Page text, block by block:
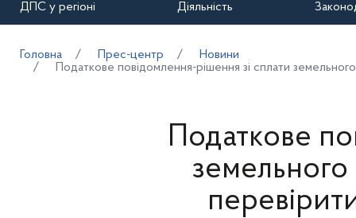
ДПС у регіоні Діяльність
Головна Прес-центр
Новини
Податкове повідомлення-рішення зі сплати
Податкове
земельного